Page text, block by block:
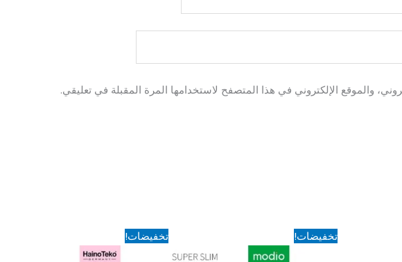
والموقع الإلكتروني في هذا المتصفح لاستخدامها المرة المقبلة في تعليقي.
تخفيضات!
السعر
الأصلي
السعر
الحالي
تخفيضات!
السعر
الأصلي
هو:
السعر
الحالي